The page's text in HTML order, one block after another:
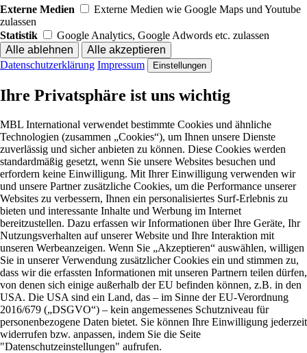
Externe Medien
Externe Medien wie Google Maps und Youtube
zulassen
Statistik
Google Analytics, Google Adwords etc. zulassen
Datenschutzerklärung Impressum Einstellungen
Ihre Privatsphäre ist uns wichtig
MBL International verwendet bestimmte Cookies und ähnliche
Technologien (zusammen „Cookies“), um Ihnen unsere Dienste
zuverlässig und sicher anbieten zu können. Diese Cookies werden
standardmäßig gesetzt, wenn Sie unsere Websites besuchen und
erfordern keine Einwilligung. Mit Ihrer Einwilligung verwenden wir
und unsere Partner zusätzliche Cookies, um die Performance unserer
Websites zu verbessern, Ihnen ein personalisiertes Surf-Erlebnis zu
bieten und interessante Inhalte und Werbung im Internet
bereitzustellen. Dazu erfassen wir Informationen über Ihre Geräte, Ihr
Nutzungsverhalten auf unserer Website und Ihre Interaktion mit
unseren Werbeanzeigen. Wenn Sie „Akzeptieren“ auswählen, willigen
Sie in unserer Verwendung zusätzlicher Cookies ein und stimmen zu,
dass wir die erfassten Informationen mit unseren Partnern teilen dürfen,
von denen sich einige außerhalb der EU befinden können, z.B. in den
USA. Die USA sind ein Land, das – im Sinne der EU-Verordnung
2016/679 („DSGVO“) – kein angemessenes Schutzniveau für
personenbezogene Daten bietet. Sie können Ihre Einwilligung jederzeit
widerrufen bzw. anpassen, indem Sie die Seite
"Datenschutzeinstellungen" aufrufen.